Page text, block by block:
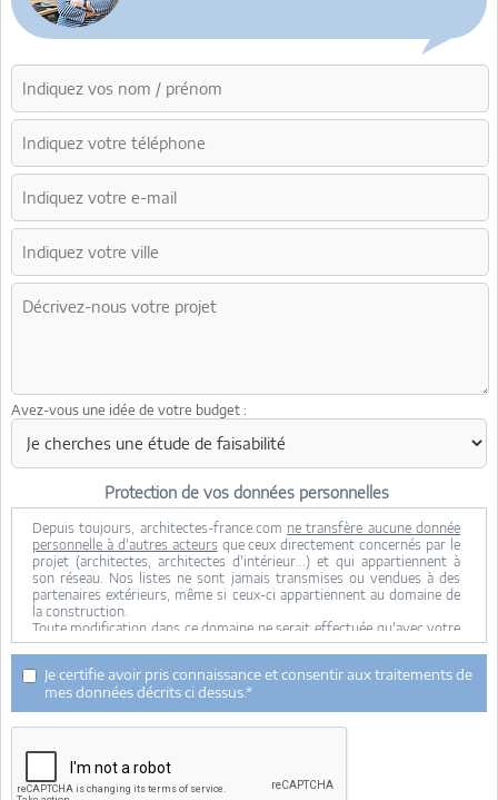
Avez-vous une idée de votre budget :
Protection de vos données personnelles
Depuis toujours, architectes-france.com ne transfère aucune donnée
personnelle à d'autres acteurs que ceux directement concernés par le
projet (architectes, architectes d'intérieur...) et qui appartiennent à
son réseau. Nos listes ne sont jamais transmises ou vendues à des
partenaires extérieurs, même si ceux-ci appartiennent au domaine de
la construction.
Toute modification dans ce domaine ne serait effectuée qu'avec votre
consentement.
Je consens à ce que mes données personnelles soient collectées pour
permettre à architectes-france de transférer votre projet aux
architectes. Seul Architectes-france, ses équipes internes et la
maitrise d'oeuvre concernée par le projet y ont accès. Aucune
transmission de données à des tiers à l'exclusion de ceux décrits ci
dessus n'est réalisée.
Mes données téléphoniques seront uniquement utilisées par
Architectes-france.com et les architectes de notre réseau dans le
Je certifie avoir pris connaissance et consentir aux traitements de
mes données décrits ci dessus.*